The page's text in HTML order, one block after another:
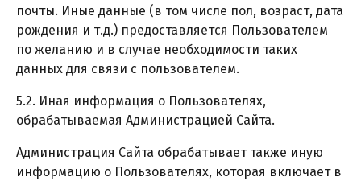
почты. Иные данные (в том числе пол, возраст, дата
рождения и т.д.) предоставляется Пользователем
по желанию и в случае необходимости таких
данных для связи с пользователем.
5.2. Иная информация о Пользователях,
обрабатываемая Администрацией Сайта.
Администрация Сайта обрабатывает также иную
информацию о Пользователях, которая включает в